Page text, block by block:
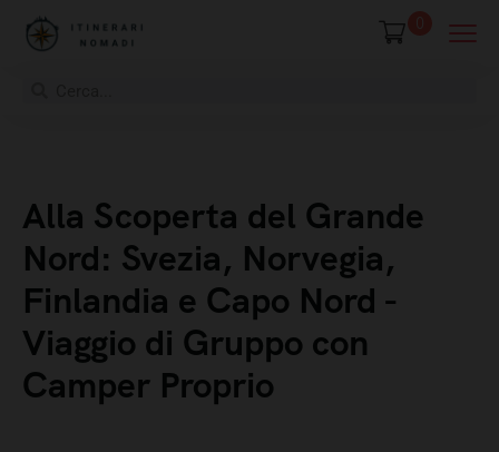
0
Alla Scoperta del Grande
Nord: Svezia, Norvegia,
Finlandia e Capo Nord -
Viaggio di Gruppo con
Camper Proprio